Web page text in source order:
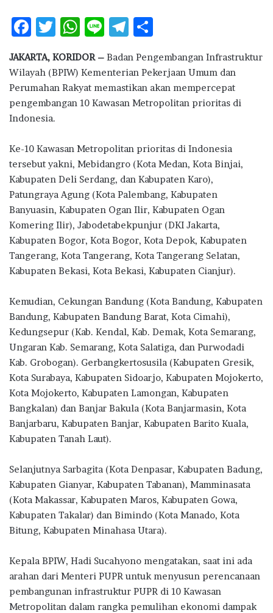
F
e
b
o
o
k
T
it
te
r
W
at
s
A
p
Li
e
T
e
g
ra
ar
e
JAKARTA, KORIDOR – Badan Pengembangan Infrastruktur
Wilayah (BPIW) Kementerian Pekerjaan Umum dan
Perumahan Rakyat memastikan akan mempercepat
pengembangan 10 Kawasan Metropolitan prioritas di
Indonesia.
Ke-10 Kawasan Metropolitan prioritas di Indonesia
tersebut yakni, Mebidangro (Kota Medan, Kota Binjai,
Kabupaten Deli Serdang, dan Kabupaten Karo),
Patungraya Agung (Kota Palembang, Kabupaten
Banyuasin, Kabupaten Ogan Ilir, Kabupaten Ogan
Komering Ilir), Jabodetabekpunjur (DKI Jakarta,
Kabupaten Bogor, Kota Bogor, Kota Depok, Kabupaten
Tangerang, Kota Tangerang, Kota Tangerang Selatan,
Kabupaten Bekasi, Kota Bekasi, Kabupaten Cianjur).
Kemudian, Cekungan Bandung (Kota Bandung, Kabupaten
Bandung, Kabupaten Bandung Barat, Kota Cimahi),
Kedungsepur (Kab. Kendal, Kab. Demak, Kota Semarang,
Ungaran Kab. Semarang, Kota Salatiga, dan Purwodadi
Kab. Grobogan). Gerbangkertosusila (Kabupaten Gresik,
Kota Surabaya, Kabupaten Sidoarjo, Kabupaten Mojokerto,
Kota Mojokerto, Kabupaten Lamongan, Kabupaten
Bangkalan) dan Banjar Bakula (Kota Banjarmasin, Kota
Banjarbaru, Kabupaten Banjar, Kabupaten Barito Kuala,
Kabupaten Tanah Laut).
Selanjutnya Sarbagita (Kota Denpasar, Kabupaten Badung,
Kabupaten Gianyar, Kabupaten Tabanan), Mamminasata
(Kota Makassar, Kabupaten Maros, Kabupaten Gowa,
Kabupaten Takalar) dan Bimindo (Kota Manado, Kota
Bitung, Kabupaten Minahasa Utara).
Kepala BPIW, Hadi Sucahyono mengatakan, saat ini ada
arahan dari Menteri PUPR untuk menyusun perencanaan
pembangunan infrastruktur PUPR di 10 Kawasan
Metropolitan dalam rangka pemulihan ekonomi dampak